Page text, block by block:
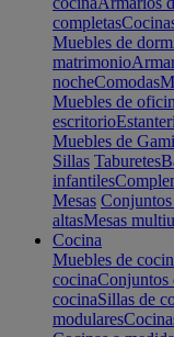
completas
Muebles de
matrimonio
nocheComodas
Muebles de
escritorio
Muebles de
Sillas Taburetes
infantiles
Mesas Conjuntos
altasMesas
Cocina
Muebles de
cocinaConjuntos
cocinaSillas de
modulares